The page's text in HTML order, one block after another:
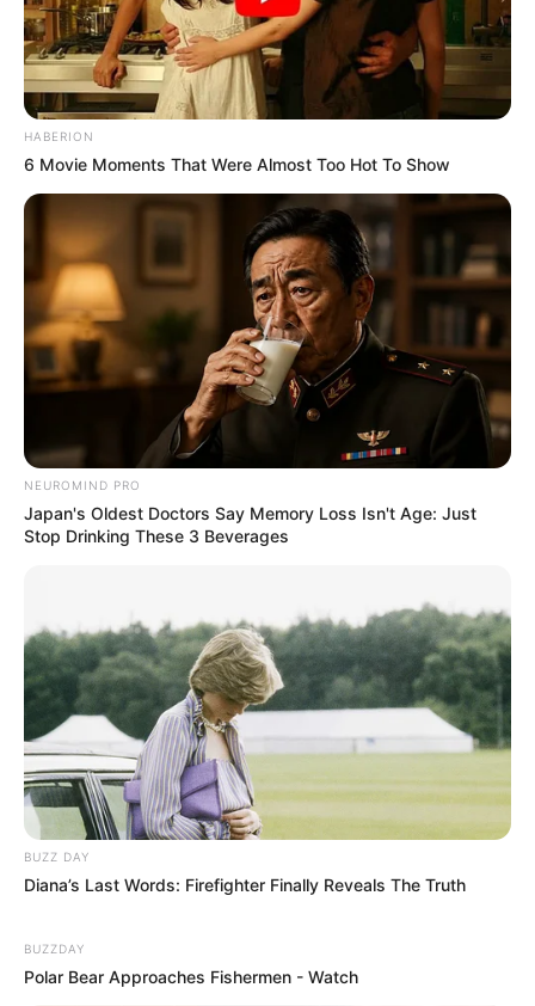
SHARE THIS Share it Tweet
Share it Pin it
PUBLICAÇÕES RELACIONADAS
Notícia
Carreira é o caminho para
ACS e ACE alcançar o teto de
seus salários.
FAÇA O SEU COMENTÁRIO AQUI!
FALE CONOSCO
Nome
E-mail*
Mensagem *
HABERION
6 Movie Moments That Were Almost Too Hot To Show
NEUROMIND PRO
Japan's Oldest Doctors Say Memory Loss Isn't Age: Just
Stop Drinking These 3 Beverages
BUZZ DAY
Diana’s Last Words: Firefighter Finally Reveals The Truth
BUZZDAY
Polar Bear Approaches Fishermen - Watch